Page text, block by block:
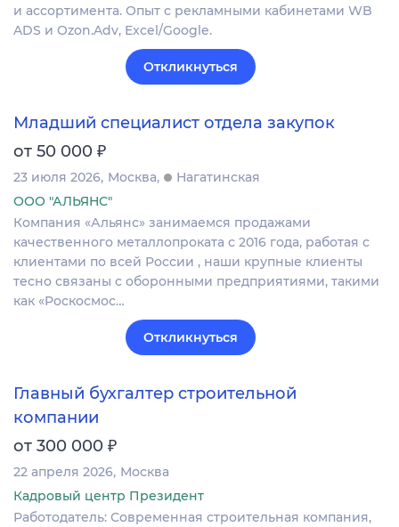
и ассортимента. Опыт с рекламными кабинетами WB
ADS и Ozon.Adv, Excel/Google.
Откликнуться
Младший специалист отдела закупок
от 50 000 ₽
23 июля 2026 Москва
Нагатинская
ООО "АЛЬЯНС"
Компания «Альянс» занимаемся продажами
качественного металлопроката с 2016 года, работая с
клиентами по всей России , наши крупные клиенты
тесно связаны с оборонными предприятиями, такими
как «Роскосмос…
Откликнуться
Главный бухгалтер строительной
компании
от 300 000 ₽
22 апреля 2026 Москва
Кадровый центр Президент
Работодатель: Современная строительная компания,